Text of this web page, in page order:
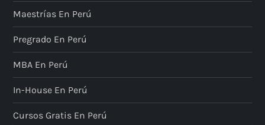
Maestrías En Perú
Pregrado En Perú
MBA En Perú
In-House En Perú
Cursos Gratis En Perú